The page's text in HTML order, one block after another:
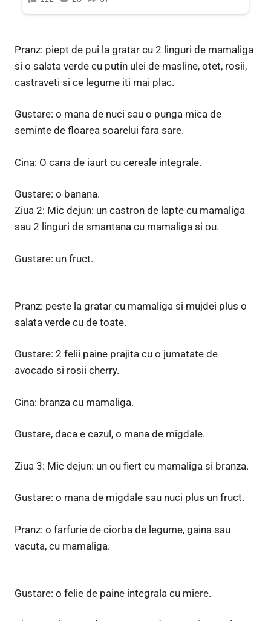
Pranz: piept de pui la gratar cu 2 linguri de mamaliga
si o salata verde cu putin ulei de masline, otet, rosii,
castraveti si ce legume iti mai plac.
Gustare: o mana de nuci sau o punga mica de
seminte de floarea soarelui fara sare.
Cina: O cana de iaurt cu cereale integrale.
Gustare: o banana.
Ziua 2: Mic dejun: un castron de lapte cu mamaliga
sau 2 linguri de smantana cu mamaliga si ou.
Gustare: un fruct.
Pranz: peste la gratar cu mamaliga si mujdei plus o
salata verde cu de toate.
Gustare: 2 felii paine prajita cu o jumatate de
avocado si rosii cherry.
Cina: branza cu mamaliga.
Gustare, daca e cazul, o mana de migdale.
Ziua 3: Mic dejun: un ou fiert cu mamaliga si branza.
Gustare: o mana de migdale sau nuci plus un fruct.
Pranz: o farfurie de ciorba de legume, gaina sau
vacuta, cu mamaliga.
Gustare: o felie de paine integrala cu miere.